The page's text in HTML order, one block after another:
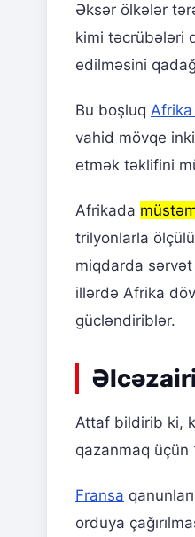
Əksər ölkələr
kimi təcrübələri
edilməsini
Bu boşluq Afrika
vahid mövqe
etmək təklifini
Afrikada
trilyonlarla
miqdarda
illərdə Afrika
gücləndiriblər.
Attaf bildirib ki,
qazanmaq
Fransa
orduya